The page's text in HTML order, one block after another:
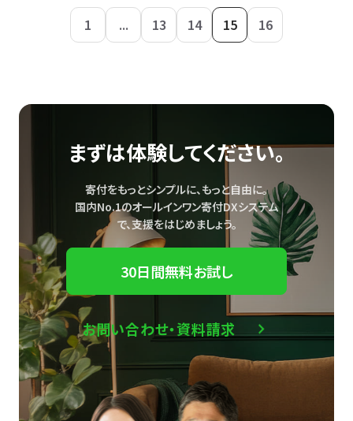
1 ... 13 14 15 16
まずは体験してください。
寄付をもっとシンプルに、もっと自由に。
国内No.1のオールインワン寄付DXシステム
で、支援をはじめましょう。
30日間無料お試し
お問い合わせ・資料請求